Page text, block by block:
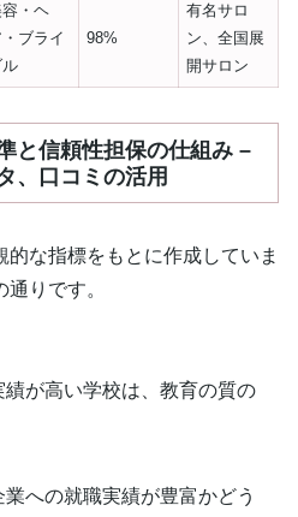
・ヘ
・ブライ
ル
98%
有名サロ
ン、全国展
開サロン
と信頼性担保の仕組み –
、口コミの活用
な指標をもとに作成していま
りです。
が高い学校は、教育の質の
への就職実績が豊富かどう